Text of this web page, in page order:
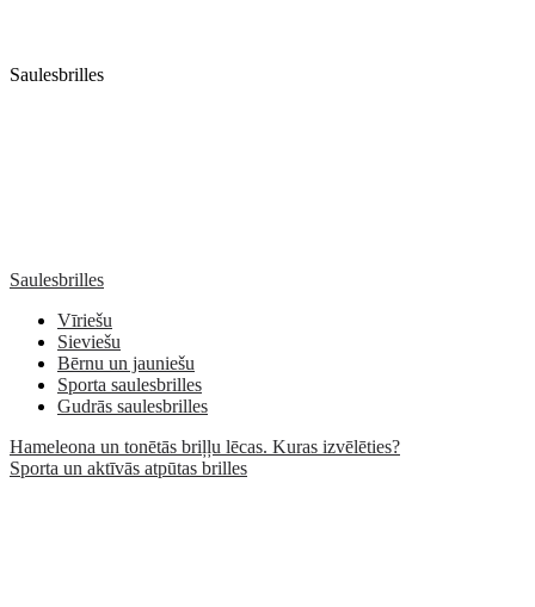
Saulesbrilles
Saulesbrilles
Vīriešu
Sieviešu
Bērnu un jauniešu
Sporta saulesbrilles
Gudrās saulesbrilles
Hameleona un tonētās briļļu lēcas. Kuras izvēlēties?
Sporta un aktīvās atpūtas brilles